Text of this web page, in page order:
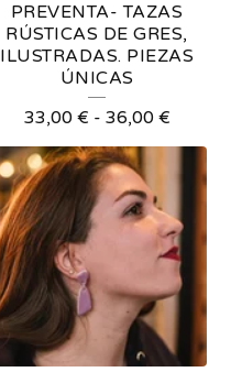
PREVENTA- TAZAS
RÚSTICAS DE GRES,
ILUSTRADAS. PIEZAS
ÚNICAS
33,00 € - 36,00 €